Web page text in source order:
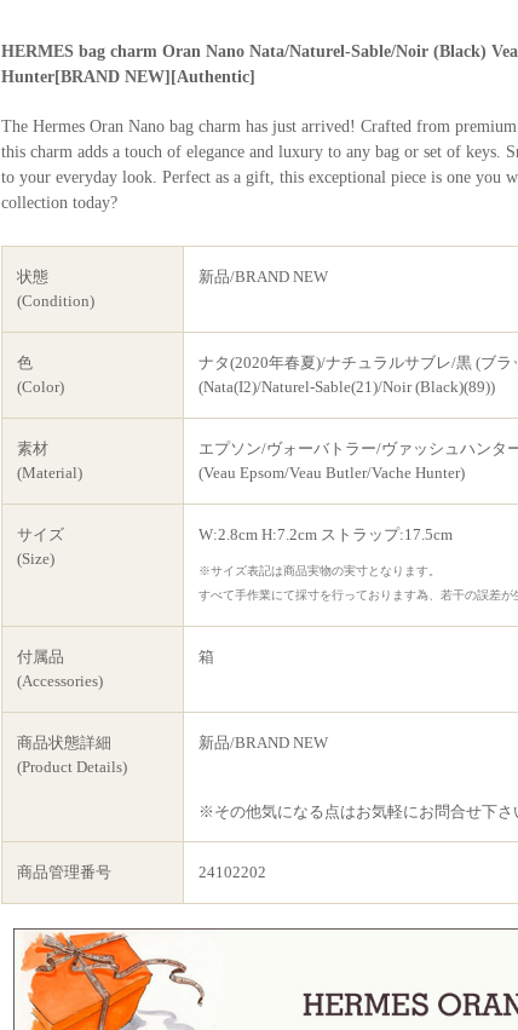
HERMES bag charm Oran Nano Nata/Naturel-Sable/Noir (Black)
Hunter[BRAND NEW][Authentic]
The Hermes Oran Nano bag charm has just arrived! Crafted from
this charm adds a touch of elegance and luxury to any bag or set of keys.
to your everyday look. Perfect as a gift, this exceptional piece is one you
collection today?
状態
(Condition)
新品/BRAND NEW
色
(Color)
ナタ(2020年春夏)/ナチュラルサブレ/黒 (ブラ
(Nata(I2)/Naturel-Sable(21)/Noir (Black)(89))
素材
(Material)
エプソン/ヴォーバトラー/ヴァッシュハンタ
(Veau Epsom/Veau Butler/Vache Hunter)
サイズ
(Size)
W:2.8cm H:7.2cm ストラップ:17.5cm
※サイズ表記は商品実物の実寸となります。
すべて手作業にて採寸を行っております為、若干の誤差
付属品
(Accessories)
箱
商品状態詳細
(Product Details)
新品/BRAND NEW
※その他気になる点はお気軽にお問合せ下さ
商品管理番号 24102202